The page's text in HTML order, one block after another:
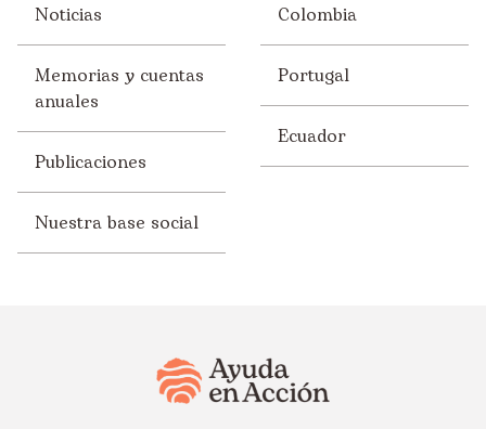
Noticias
Memorias y cuentas
anuales
Publicaciones
Nuestra base social
Colombia
Portugal
Ecuador